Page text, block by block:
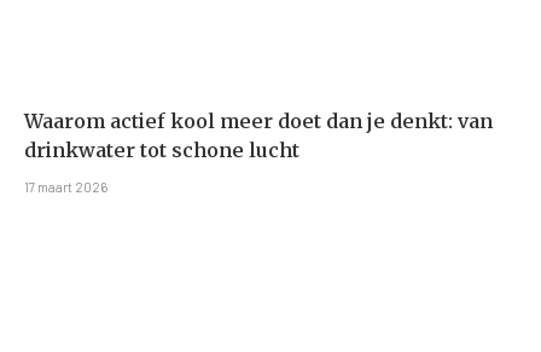
Waarom actief kool meer doet dan je denkt: van
drinkwater tot schone lucht
17 maart 2026